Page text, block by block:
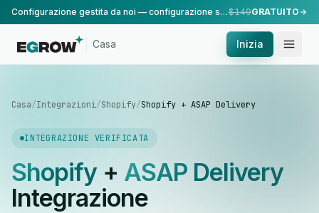
Configurazione gestita da noi — configurazione standard, eseguita dal nostro team.$149GRATUITO
Casa Inizia
Casa/Integrazioni/Shopify/Shopify + ASAP Delivery
INTEGRAZIONE VERIFICATA
Shopify+ ASAP Delivery
Integrazione